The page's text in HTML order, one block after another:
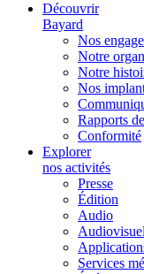
Découvrir
Bayard
Nos
Notre
Notre
Nos
Rapports
Conformité
Explorer
nos activités
Presse
Édition
Audio
Services